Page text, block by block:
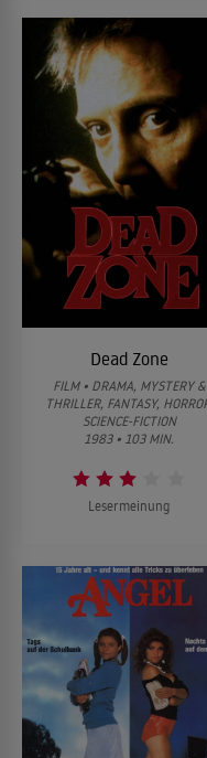
Dead Zone
FILM • DRAMA, MYSTERY &
THRILLER, FANTASY,
SCIENCE-FICTION
1983 • 103 MIN.
Lesermeinung